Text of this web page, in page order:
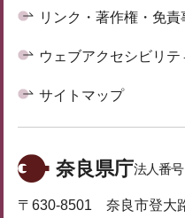
リンク・著作権・免責
ウェブアクセシビリテ
サイトマップ
奈良県庁法人番号
〒630-8501 奈良市登大